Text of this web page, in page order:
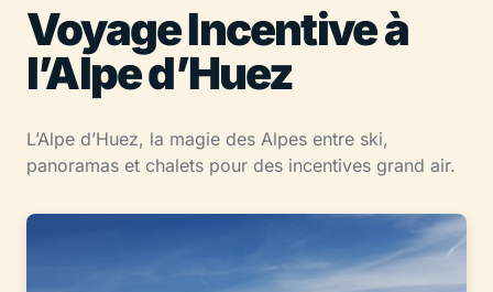
Voyage Incentive à
l’Alpe d’Huez
L’Alpe d’Huez, la magie des Alpes entre ski,
panoramas et chalets pour des incentives grand air.